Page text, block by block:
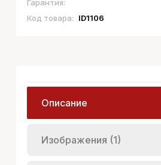
Гарантия:
Код товара:
ID1106
Описание
Изображения (1)